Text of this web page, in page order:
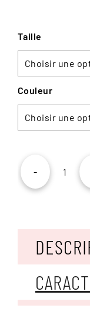
Taille
Couleur
-